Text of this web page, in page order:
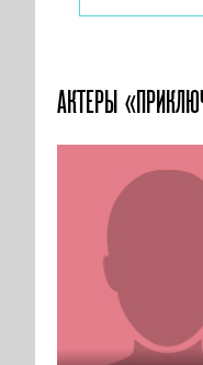
АКТЕРЫ